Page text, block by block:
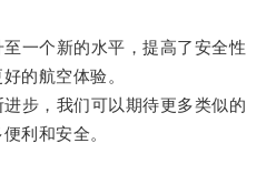
个新的水平，提高了安全性
的航空体验。
，我们可以期待更多类似的
利和安全。